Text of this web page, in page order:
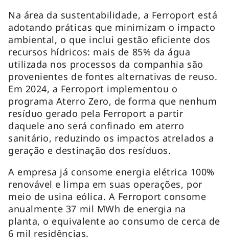
Na área da sustentabilidade, a Ferroport está
adotando práticas que minimizam o impacto
ambiental, o que inclui gestão eficiente dos
recursos hídricos: mais de 85% da água
utilizada nos processos da companhia são
provenientes de fontes alternativas de reuso.
Em 2024, a Ferroport implementou o
programa Aterro Zero, de forma que nenhum
resíduo gerado pela Ferroport a partir
daquele ano será confinado em aterro
sanitário, reduzindo os impactos atrelados a
geração e destinação dos resíduos.
A empresa já consome energia elétrica 100%
renovável e limpa em suas operações, por
meio de usina eólica. A Ferroport consome
anualmente 37 mil MWh de energia na
planta, o equivalente ao consumo de cerca de
6 mil residências.